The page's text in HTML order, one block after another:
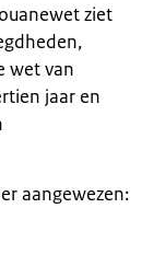
ziet
wet van
jaar en
aangewezen: